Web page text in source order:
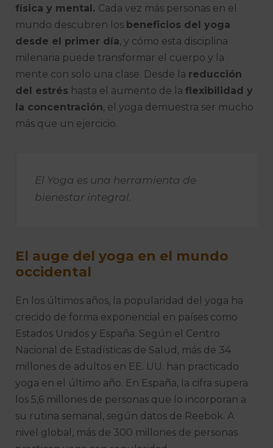
física y mental. Cada vez más personas en el
mundo descubren los beneficios del yoga
desde el primer día, y cómo esta disciplina
milenaria puede transformar el cuerpo y la
mente con solo una clase. Desde la reducción
del estrés hasta el aumento de la flexibilidad y
la concentración, el yoga demuestra ser mucho
más que un ejercicio.
El Yoga es una herramienta de
bienestar integral.
El auge del yoga en el mundo
occidental
En los últimos años, la popularidad del yoga ha
crecido de forma exponencial en países como
Estados Unidos y España. Según el Centro
Nacional de Estadísticas de Salud, más de 34
millones de adultos en EE. UU. han practicado
yoga en el último año. En España, la cifra supera
los 5,6 millones de personas que lo incorporan a
su rutina semanal, según datos de Reebok. A
nivel global, más de 300 millones de personas